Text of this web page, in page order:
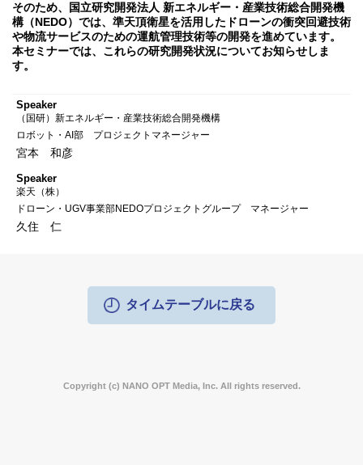
そのため、国立研究開発法人 新エネルギー・産業技術総合開発機
構（NEDO）では、準天頂衛星を活用したドローンの衝突回避技術
や物流サービスのための運航管理技術等の開発を進めています。
本セミナーでは、これらの研究開発状況についてお知らせしま
す。
Speaker
（国研）新エネルギー・産業技術総合開発機構
ロボット・AI部 プロジェクトマネージャー
宮本 和彦
Speaker
楽天（株）
ドローン・UGV事業部NEDOプロジェクトグループ マネージャー
久住 仁
タイムテーブルに戻る
Copyright (c) NANO OPT Media, Inc. All rights reserved.